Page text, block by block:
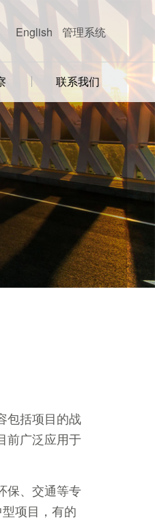
English 管理系统
联系我们
包括项目的战
前广泛应用于
保、交通等专
项目，有的